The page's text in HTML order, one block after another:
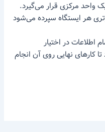
یک واحد مرکزی قرار می‌گیرد.
هر ایستگاه سپرده می‌شود
اطلاعات در اختیار
کارهای نهایی روی آن انجام